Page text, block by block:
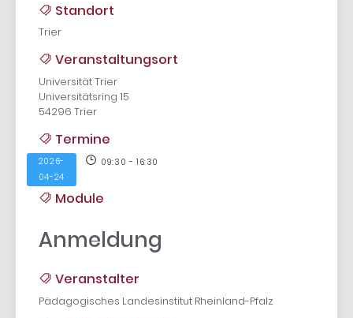
Standort
Trier
Veranstaltungsort
Universität Trier
Universitätsring 15
54296 Trier
Termine
2026-
04-24
09:30 - 16:30
Module
Anmeldung
Veranstalter
Pädagogisches Landesinstitut Rheinland-Pfalz